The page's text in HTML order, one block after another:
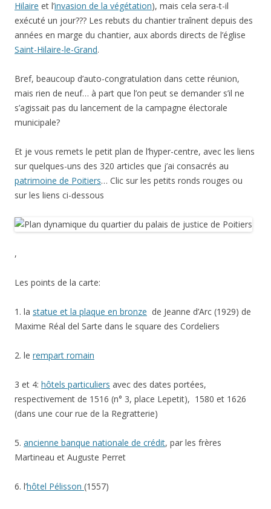
Hilaire et l’invasion de la végétation), mais cela sera-t-il
exécuté un jour??? Les rebuts du chantier traînent depuis des
années en marge du chantier, aux abords directs de l’église
Saint-Hilaire-le-Grand.
Bref, beaucoup d’auto-congratulation dans cette réunion,
mais rien de neuf… à part que l’on peut se demander s’il ne
s’agissait pas du lancement de la campagne électorale
municipale?
Et je vous remets le petit plan de l’hyper-centre, avec les liens
sur quelques-uns des 320 articles que j’ai consacrés au
patrimoine de Poitiers… Clic sur les petits ronds rouges ou
sur les liens ci-dessous
,
Les points de la carte:
1. la statue et la plaque en bronze de Jeanne d’Arc (1929) de
Maxime Réal del Sarte dans le square des Cordeliers
2. le rempart romain
3 et 4: hôtels particuliers avec des dates portées,
respectivement de 1516 (n° 3, place Lepetit), 1580 et 1626
(dans une cour rue de la Regratterie)
5. ancienne banque nationale de crédit, par les frères
Martineau et Auguste Perret
6. l’hôtel Pélisson (1557)